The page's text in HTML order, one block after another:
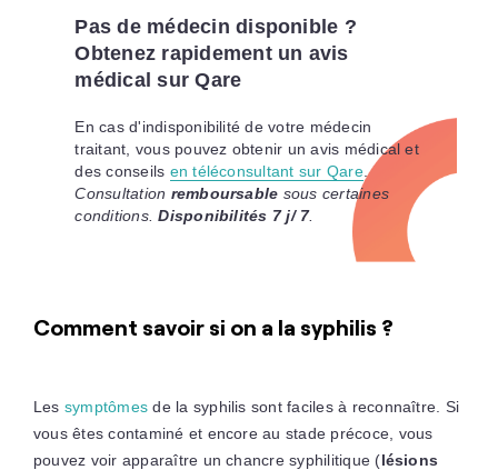
Pas de médecin disponible ?
Obtenez rapidement un avis
médical sur Qare
En cas d'indisponibilité de votre médecin
traitant, vous pouvez obtenir un avis médical et
des conseils en téléconsultant sur Qare.
Consultation remboursable sous certaines
conditions.Disponibilités 7 j/ 7.
Comment savoir si on a la syphilis ?
Les symptômes de la syphilis sont faciles à reconnaître. Si
vous êtes contaminé et encore au stade précoce, vous
pouvez voir apparaître un chancre syphilitique (lésions